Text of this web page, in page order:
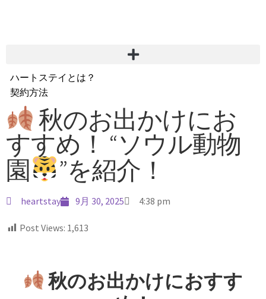
ハートステイとは？
契約方法
韓国不動産情報
サービス費用
よくある質問
Heartee
秋のお出かけにお
すすめ！ “ソウル動物
園
”を紹介！
heartstay 9月 30, 2025 4:38 pm
Post Views: 1,613
秋のお出かけにおすす